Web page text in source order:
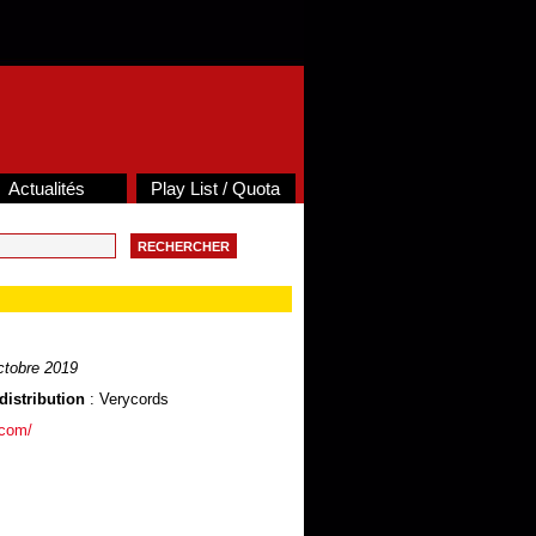
Actualités Play List / Quota
2019
: Verycords